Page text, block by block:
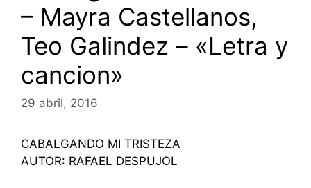
– Mayra Castellanos,
Teo Galindez – «Letra y
cancion»
29 abril, 2016
CABALGANDO MI TRISTEZA
AUTOR: RAFAEL DESPUJOL